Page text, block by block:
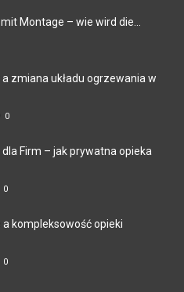
Montage – wie wird die...
zmiana układu ogrzewania w
0
Firm – jak prywatna opieka
0
kompleksowość opieki
0